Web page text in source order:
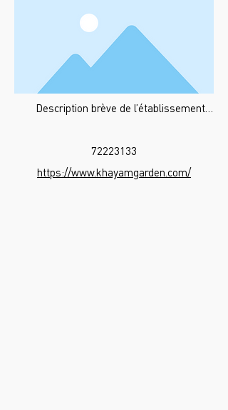
Description brève de l’établissement…
72223133
https://www.khayamgarden.com/